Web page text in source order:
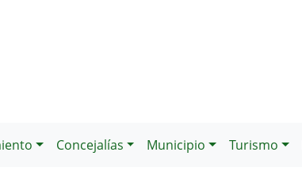
Concejalías Municipio Turismo